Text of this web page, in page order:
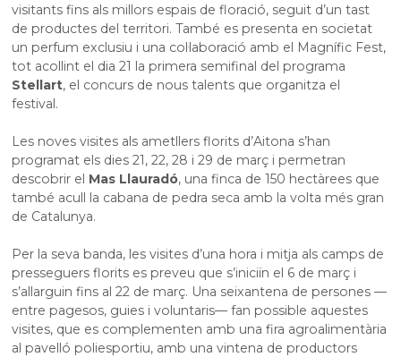
visitants fins als millors espais de floració, seguit d’un tast
de productes del territori. També es presenta en societat
un perfum exclusiu i una col·laboració amb el Magnífic Fest,
tot acollint el dia 21 la primera semifinal del programa
Stellart, el concurs de nous talents que organitza el
festival.
Les noves visites als ametllers florits d’Aitona s’han
programat els dies 21, 22, 28 i 29 de març i permetran
descobrir el Mas Llauradó, una finca de 150 hectàrees que
també acull la cabana de pedra seca amb la volta més gran
de Catalunya.
Per la seva banda, les visites d’una hora i mitja als camps de
presseguers florits es preveu que s’iniciïn el 6 de març i
s’allarguin fins al 22 de març. Una seixantena de persones —
entre pagesos, guies i voluntaris— fan possible aquestes
visites, que es complementen amb una fira agroalimentària
al pavelló poliesportiu, amb una vintena de productors